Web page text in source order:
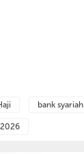
bank syariah